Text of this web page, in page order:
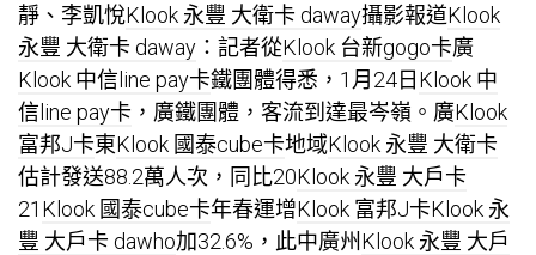
靜、李凱悅Klook 永豐 大衛卡 daway攝影報道Klook
永豐 大衛卡 daway ：記者從Klook 台新gogo卡廣
Klook 中信line pay卡鐵團體得悉，1月24日Klook 中
信line pay卡 ，廣鐵團體，客流到達最岑嶺。廣Klook
富邦J卡東Klook 國泰cube卡地域Klook 永豐 大衛卡
估計發送88.2萬人次，同比20Klook 永豐 大戶卡
21 Klook 國泰cube卡年春運增Klook 富邦J卡Klook 永
豐 大戶卡 dawho加32.6%，此中廣州 Klook 永豐 大戶